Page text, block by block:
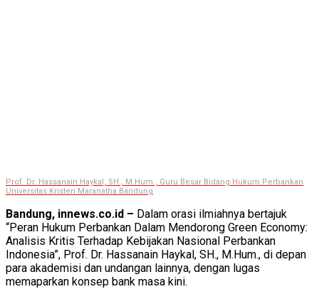
Prof. Dr. Hassanain Haykal, SH., M.Hum., Guru Besar Bidang Hukum Perbankan
Universitas Kristen Maranatha Bandung
Bandung, innews.co.id – Dalam orasi ilmiahnya bertajuk
“Peran Hukum Perbankan Dalam Mendorong Green Economy:
Analisis Kritis Terhadap Kebijakan Nasional Perbankan
Indonesia”, Prof. Dr. Hassanain Haykal, SH., M.Hum., di depan
para akademisi dan undangan lainnya, dengan lugas
memaparkan konsep bank masa kini.